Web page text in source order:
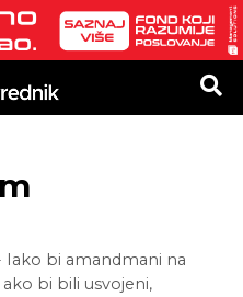
bi amandmani na
bi bili usvojeni,